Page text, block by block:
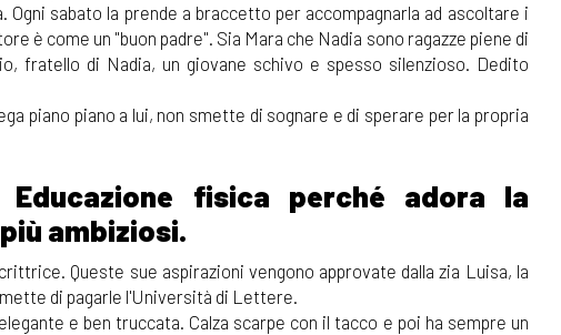
sabato la prende a braccetto per accompagnarla ad ascoltare i
è come un "buon padre". Sia Mara che Nadia sono ragazze piene di
fratello di Nadia, un giovane schivo e spesso silenzioso. Dedito
piano piano a lui, non smette di sognare e di sperare per la propria
fisica perché adora la
ambiziosi.
Queste sue aspirazioni vengono approvate dalla zia Luisa, la
di pagarle l'Università di Lettere.
e ben truccata. Calza scarpe con il tacco e poi ha sempre un